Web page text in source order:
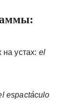
устах: el
espactáculo